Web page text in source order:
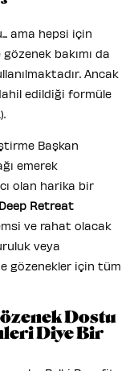
ama hepsi için
bakımı da
Ancak
edildiği formüle
Başkan
emerek
olan harika bir
Retreat
ve rahat olacak
veya
gözenekler için tüm
Dostu
Diye Bir